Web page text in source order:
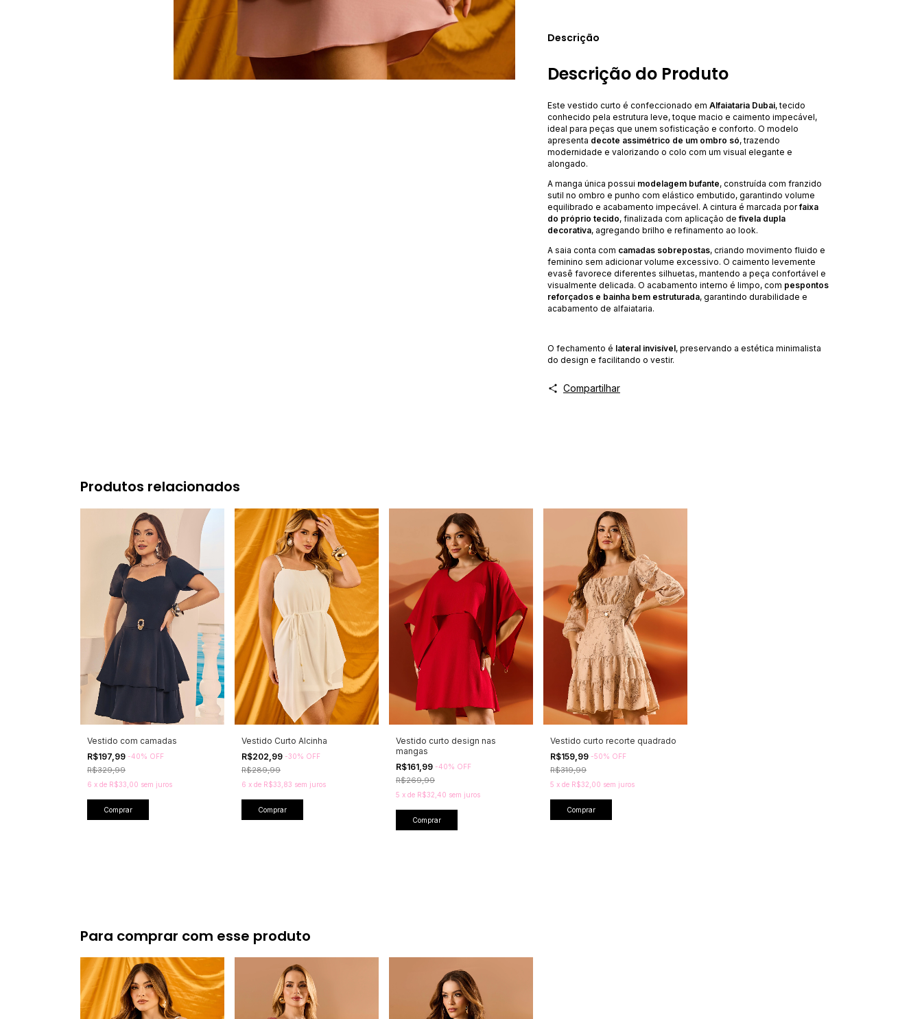
Descrição
Descrição do Produto
Este vestido curto é confeccionado em Alfaiataria Dubai, tecido
conhecido pela estrutura leve, toque macio e caimento impecável,
ideal para peças que unem sofisticação e conforto. O modelo
apresenta decote assimétrico de um ombro só, trazendo
modernidade e valorizando o colo com um visual elegante e
alongado.
A manga única possui modelagem bufante, construída com franzido
sutil no ombro e punho com elástico embutido, garantindo volume
equilibrado e acabamento impecável. A cintura é marcada porfaixa
do próprio tecido, finalizada com aplicação defivela dupla
decorativa, agregando brilho e refinamento ao look.
A saia conta com camadas sobrepostas, criando movimento fluido e
feminino sem adicionar volume excessivo. O caimento levemente
evasê favorece diferentes silhuetas, mantendo a peça confortável e
visualmente delicada. O acabamento interno é limpo, com pespontos
reforçados e bainha bem estruturada, garantindo durabilidade e
acabamento de alfaiataria.
O fechamento é lateral invisível, preservando a estética minimalista
do design e facilitando o vestir.
Compartilhar
Produtos relacionados
Vestido com camadas
R$197,99 -40% OFF
R$329,99
6 x de R$33,00 sem juros
Comprar
Vestido Curto Alcinha
R$202,99 -30% OFF
R$289,99
6 x de R$33,83 sem juros
Comprar
Vestido curto design nas
mangas
R$161,99 -40% OFF
R$269,99
5 x de R$32,40 sem juros
Comprar
Vestido curto recorte quadrado
R$159,99 -50% OFF
R$319,99
5 x de R$32,00 sem juros
Comprar
Para comprar com esse produto